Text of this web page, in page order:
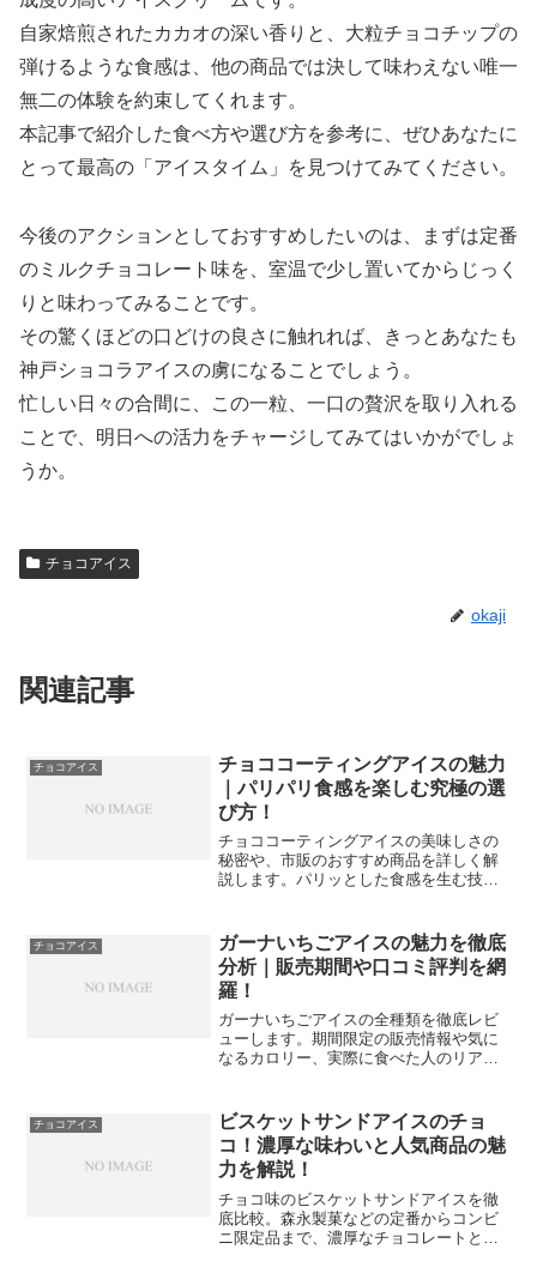
自家焙煎されたカカオの深い香りと、大粒チョコチップの
弾けるような食感は、他の商品では決して味わえない唯一
無二の体験を約束してくれます。
本記事で紹介した食べ方や選び方を参考に、ぜひあなたに
とって最高の「アイスタイム」を見つけてみてください。
今後のアクションとしておすすめしたいのは、まずは定番
のミルクチョコレート味を、室温で少し置いてからじっく
りと味わってみることです。
その驚くほどの口どけの良さに触れれば、きっとあなたも
神戸ショコラアイスの虜になることでしょう。
忙しい日々の合間に、この一粒、一口の贅沢を取り入れる
ことで、明日への活力をチャージしてみてはいかがでしょ
うか。
チョコアイス
okaji
関連記事
チョコアイス
チョココーティングアイスの魅力
｜パリパリ食感を楽しむ究極の選
び方！
チョココーティングアイスの美味しさの
秘密や、市販のおすすめ商品を詳しく解
説します。パリッとした食感を生む技術
広く紹介。アイス好きなら知っておきた
い知識を凝縮した、満足度の高い保存版
記事です。
チョコアイス
ガーナいちごアイスの魅力を徹底
分析｜販売期間や口コミ評判を網
羅！
ガーナいちごアイスの全種類を徹底レビ
ューします。期間限定の販売情報や気に
なるカロリー、実際に食べた人のリアル
秘密や、コンビニでの買いやすさなど、
ファンなら知っておきたい情報を網羅し
ました。
チョコアイス
ビスケットサンドアイスのチョ
コ！濃厚な味わいと人気商品の魅
力を解説！
チョコ味のビスケットサンドアイスを徹
底比較。森永製菓などの定番からコンビ
ニ限定品まで、濃厚なチョコレートとビ